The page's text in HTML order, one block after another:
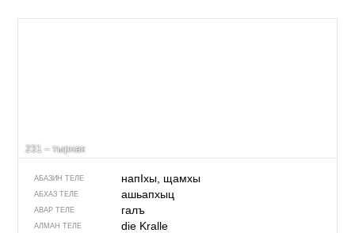
231 – тырнак
АБАЗИН ТЕЛЕ напIхы, щамхы
АБХАЗ ТЕЛЕ ашьапхыц
АВАР ТЕЛЕ галъ
АЛМАН ТЕЛЕ die Kralle